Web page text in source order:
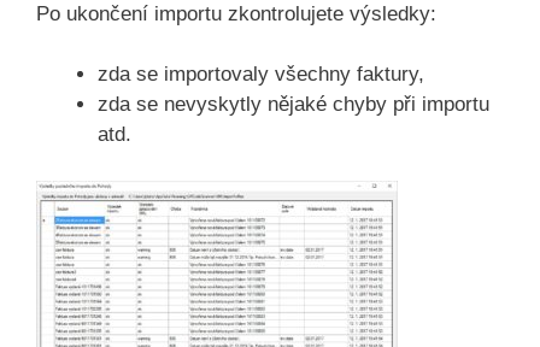
Po ukončení importu zkontrolujete výsledky:
zda se importovaly všechny faktury,
zda se nevyskytly nějaké chyby při importu
atd.